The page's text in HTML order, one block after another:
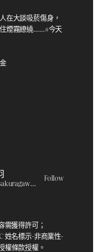
在大談吸菸傷身，
煙霧繚繞……#今天
Follow
需獲得許可；
姓名標示-非商業性-
權條款授權。